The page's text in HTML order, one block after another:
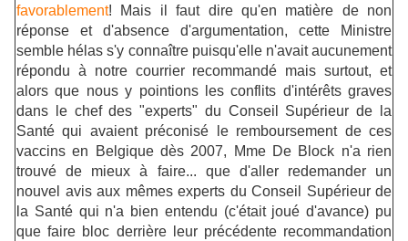
favorablement! Mais il faut dire qu'en matière de non
réponse et d'absence d'argumentation, cette Ministre
semble hélas s'y connaître puisqu'elle n'avait aucunement
répondu à notre courrier recommandé mais surtout, et
alors que nous y pointions les conflits d'intérêts graves
dans le chef des "experts" du Conseil Supérieur de la
Santé qui avaient préconisé le remboursement de ces
vaccins en Belgique dès 2007, Mme De Block n'a rien
trouvé de mieux à faire... que d'aller redemander un
nouvel avis aux mêmes experts du Conseil Supérieur de
la Santé qui n'a bien entendu (c'était joué d'avance) pu
que faire bloc derrière leur précédente recommandation